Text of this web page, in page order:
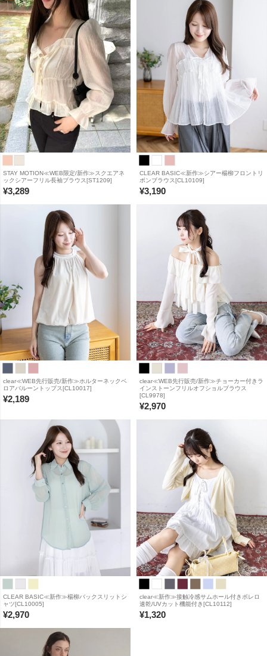
STAY MOTION≪WEB限定/新作≫スクエアネ
ックシアーフリル長袖ブラウス[ST1209]
¥3,289
CLEAR BASIC≪新作≫シアー楊柳フロントリ
ボンブラウス[CL10109]
¥3,190
clear≪WEB先行販売/新作≫ホルターネックベ
ロアバルーントップス[CL10017]
¥2,189
clear≪WEB先行販売/新作≫チョーカー付きラ
インストーンフリルオフショルブラウス
[CL9978]
¥2,970
CLEAR BASIC≪新作≫楊柳バックスリットシ
ャツ[CL10005]
¥2,970
clear≪新作≫接触冷感サムホール付きボレロ
速乾/UVカット機能付き[CL10112]
¥1,320